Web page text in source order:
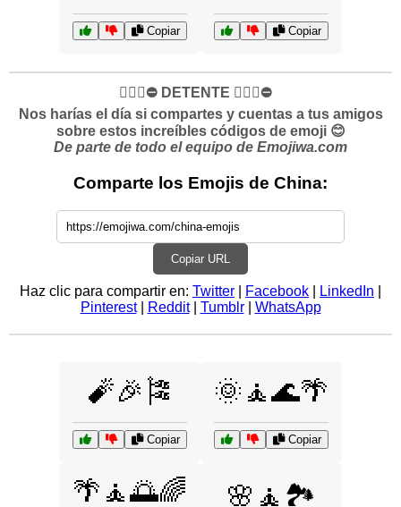
Copiar Copiar
✋🏻🛑⛔️ DETENTE ✋🏻🛑⛔️
Nos harías el día si compartes y cuentas a tus amigos
sobre estos increíbles códigos de emoji 😊
De parte de todo el equipo de Emojiwa.com
Comparte los Emojis de China:
Copiar URL
Haz clic para compartir en: Twitter Facebook LinkedIn
Pinterest| Reddit| Tumblr| WhatsApp
🧨🎉🎏
Copiar
🌞🧘🌊🌴
Copiar
🌴🧘🌅🌈 🌸🧘🏞️